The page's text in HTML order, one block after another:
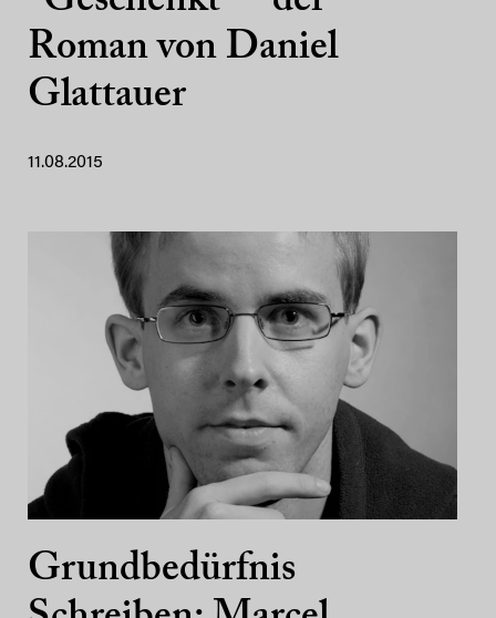
Roman von Daniel
Glattauer
11.08.2015
Grundbedürfnis